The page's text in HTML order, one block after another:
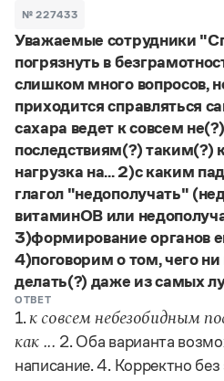
Все вопросы
Словари
Большой орфоэпический словарь
Большой толковый словарь
Большой толковый словарь
Большой толковый словарь
Большой универсальный словарь
Русский орфографический
Русское словесное ударение
Современный словарь
Словарь антонимов
Словарь методических терминов
Словарь русских имён
Словарь синонимов
Словарь собственных имён
Поиск по всем разделам
Словари
Русский
Большой орфоэпический
Словарь трудностей
Русское словесное
Словарь собственных
Большой универсальный
Большой толковый
Современный словарь
существительных
Большой толковый
Словарь синонимов
Ответы справочной
Справочники
Правила русской
Русский язык: краткий
школьников
Письмовник
Словарь-справочник
Справочник по
Словарь-справочник
Учебник
Журнал
Можно использовать знаки
? — для любого символа,
мпания,тер?а?а,
*
— для любого количества
(видео-*,ране*ый)
№ 227433
Уважаемые сотрудники
погрязнуть в
слишком много вопросов,
приходится справляться
сахара ведет к совсем
последствиям(?) таким(?)
нагрузка на... 2)с каким
глагол "недополучать"
витаминОВ или
3)формирование органов
4)поговорим о том, чего ни
делать(?) даже из самых
ОТВЕТ
1. к совсем небезобидным
как ... 2. Оба варианта
написание. 4. Корректно без